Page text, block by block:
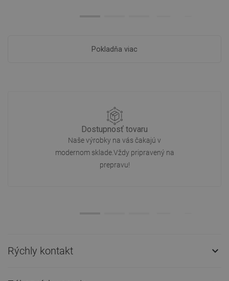
Pokladňa viac
Dostupnosť tovaru
Naše výrobky na vás čakajú v
modernom sklade.Vždy pripravený na
prepravu!
Rýchly kontakt 